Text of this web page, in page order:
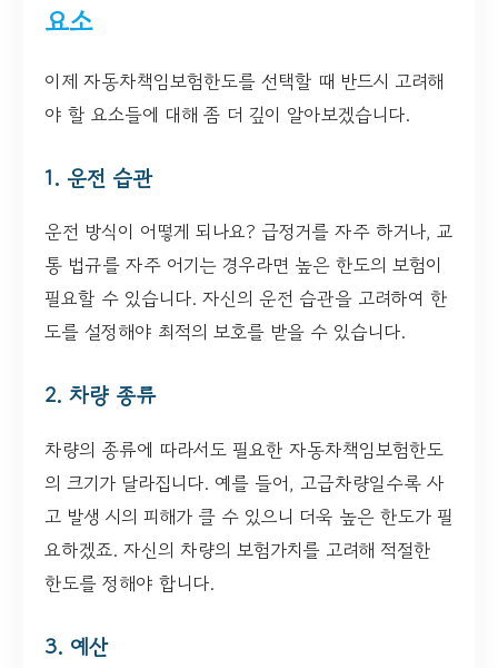
요소
이제 자동차책임보험한도를 선택할 때 반드시 고려해
야 할 요소들에 대해 좀 더 깊이 알아보겠습니다.
1. 운전 습관
운전 방식이 어떻게 되나요? 급정거를 자주 하거나, 교
통 법규를 자주 어기는 경우라면 높은 한도의 보험이
필요할 수 있습니다. 자신의 운전 습관을 고려하여 한
도를 설정해야 최적의 보호를 받을 수 있습니다.
2. 차량 종류
차량의 종류에 따라서도 필요한 자동차책임보험한도
의 크기가 달라집니다. 예를 들어, 고급차량일수록 사
고 발생 시의 피해가 클 수 있으니 더욱 높은 한도가 필
요하겠죠. 자신의 차량의 보험가치를 고려해 적절한
한도를 정해야 합니다.
3. 예산